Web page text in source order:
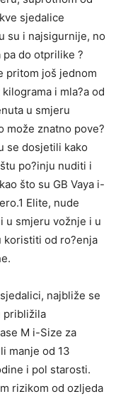
sjedalice
su i najsigurnije, no
do otprilike ?
pritom još jednom
i mla?a od
u smjeru
može znatno pove?
se dosjetili kako
po?inju nuditi i
što su GB Vaya i-
Elite, nude
u smjeru vožnje i u
koristiti od ro?enja
najbliže se
približila
M i-Size za
manje od 13
i pol starosti.
rizikom od ozljeda